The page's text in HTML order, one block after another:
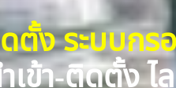
ตั้ง ระบบกร
เข้า-ติดตั้ง